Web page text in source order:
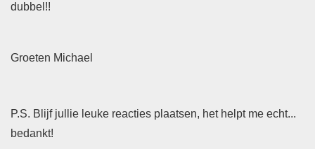
dubbel!!
Groeten Michael
P.S. Blijf jullie leuke reacties plaatsen, het helpt me echt...
bedankt!